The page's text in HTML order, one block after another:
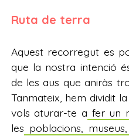
Ruta de terra
Aquest recorregut es
que la nostra intenció
de les aus que aniràs
Tanmateix, hem dividit
vols aturar-te a fer un
les poblacions, museus